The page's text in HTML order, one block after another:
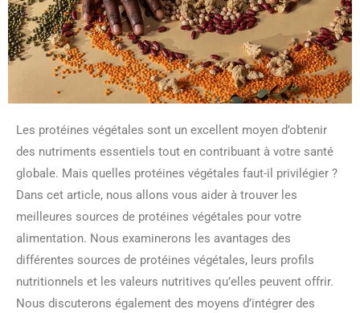
Les protéines végétales sont un excellent moyen d’obtenir
des nutriments essentiels tout en contribuant à votre santé
globale. Mais quelles protéines végétales faut-il privilégier ?
Dans cet article, nous allons vous aider à trouver les
meilleures sources de protéines végétales pour votre
alimentation. Nous examinerons les avantages des
différentes sources de protéines végétales, leurs profils
nutritionnels et les valeurs nutritives qu’elles peuvent offrir.
Nous discuterons également des moyens d’intégrer des